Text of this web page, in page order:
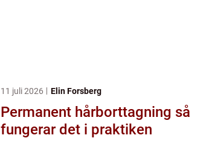
11 juli 2026 Elin Forsberg
Permanent hårborttagning så
fungerar det i praktiken